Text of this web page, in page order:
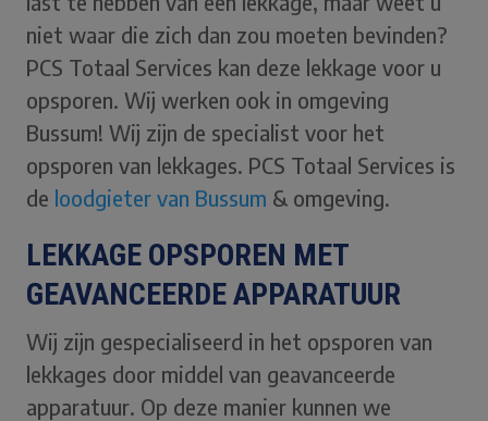
niet waar die zich dan zou moeten bevinden?
PCS Totaal Services kan deze lekkage voor u
opsporen. Wij werken ook in omgeving
Bussum! Wij zijn de specialist voor het
opsporen van lekkages. PCS Totaal Services is
de loodgieter van Bussum & omgeving.
LEKKAGE OPSPOREN MET
GEAVANCEERDE APPARATUUR
Wij zijn gespecialiseerd in het opsporen van
lekkages door middel van geavanceerde
apparatuur. Op deze manier kunnen we